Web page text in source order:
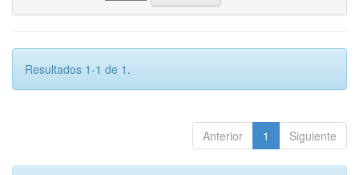
Resultados 1-1 de 1.
Anterior 1 Siguiente